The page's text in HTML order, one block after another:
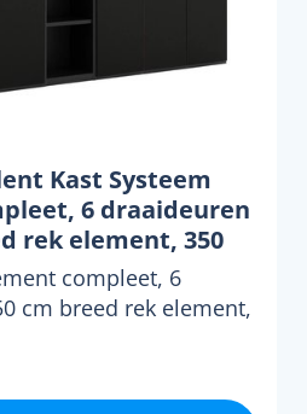
Kast Systeem
6 draaideuren
rek element, 350
hoog 61 cm diep
compleet, 6
cm breed rek element,